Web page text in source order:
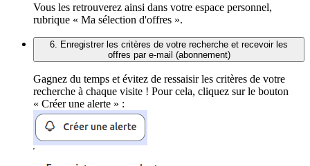
Vous les retrouverez ainsi dans votre espace personnel,
rubrique « Ma sélection d'offres ».
6. Enregistrer les critères de votre recherche et recevoir les
offres par e-mail (abonnement)
Gagnez du temps et évitez de ressaisir les critères de votre
recherche à chaque visite ! Pour cela, cliquez sur le bouton
« Créer une alerte » :